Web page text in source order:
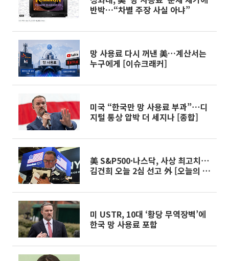
반박…“차별 주장 사실 아냐”
망 사용료 다시 꺼낸 美…계산서는
누구에게 [이슈크래커]
미국 “한국만 망 사용료 부과”⋯디
지털 통상 압박 더 세지나 [종합]
美 S&P500·나스닥, 사상 최고치⋯
김건희 오늘 2심 선고 外 [오늘의 주
미 USTR, 10대 ‘황당 무역장벽’에
한국 망 사용료 포함